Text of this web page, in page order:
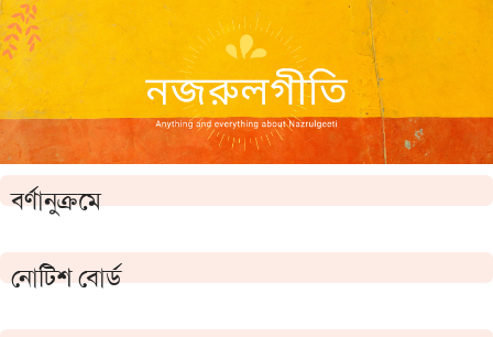
বর্ণানুক্রমে
নোটিশ বোর্ড